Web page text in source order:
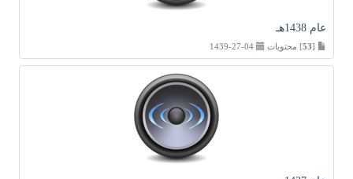
عام 1438هـ
[
53] محتويات